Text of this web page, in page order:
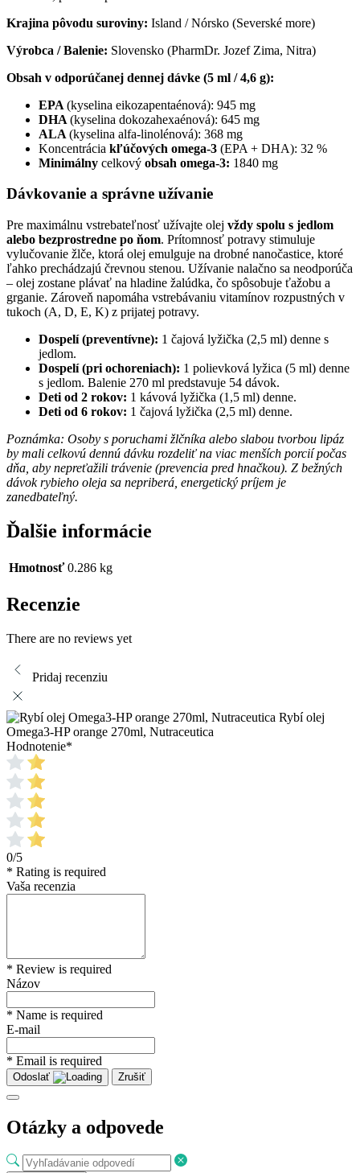
Krajina pôvodu suroviny: Island / Nórsko (Severské more)
Výrobca / Balenie: Slovensko (PharmDr. Jozef Zima, Nitra)
Obsah v odporúčanej dennej dávke (5 ml / 4,6 g):
EPA (kyselina eikozapentaénová): 945 mg
DHA (kyselina dokozahexaénová): 645 mg
ALA (kyselina alfa-linolénová): 368 mg
Koncentrácia kľúčových omega-3 (EPA + DHA): 32 %
Minimálny celkový obsah omega-3: 1840 mg
Dávkovanie a správne užívanie
Pre maximálnu vstrebateľnosť užívajte olej vždy spolu s jedlom
alebo bezprostredne po ňom. Prítomnosť potravy stimuluje
vylučovanie žlče, ktorá olej emulguje na drobné nanočastice, ktoré
ľahko prechádzajú črevnou stenou. Užívanie nalačno sa neodporúča
– olej zostane plávať na hladine žalúdka, čo spôsobuje ťažobu a
grganie. Zároveň napomáha vstrebávaniu vitamínov rozpustných v
tukoch (A, D, E, K) z prijatej potravy.
Dospelí (preventívne): 1 čajová lyžička (2,5 ml) denne s
jedlom.
Dospelí (pri ochoreniach): 1 polievková lyžica (5 ml) denne
s jedlom. Balenie 270 ml predstavuje 54 dávok.
Deti od 2 rokov: 1 kávová lyžička (1,5 ml) denne.
Deti od 6 rokov: 1 čajová lyžička (2,5 ml) denne.
Poznámka: Osoby s poruchami žlčníka alebo slabou tvorbou lipáz
by mali celkovú dennú dávku rozdeliť na viac menších porcií počas
dňa, aby nepreťažili trávenie (prevencia pred hnačkou). Z bežných
dávok rybieho oleja sa nepriberá, energetický príjem je
zanedbateľný.
Ďalšie informácie
Hmotnosť 0.286 kg
Recenzie
There are no reviews yet
Pridaj recenziu
Rybí olej
Omega3-HP orange 270ml, Nutraceutica
Hodnotenie*
0/5
* Rating is required
Vaša recenzia
* Review is required
Názov
* Name is required
E-mail
* Email is required
Odoslať Zrušiť
Otázky a odpovede